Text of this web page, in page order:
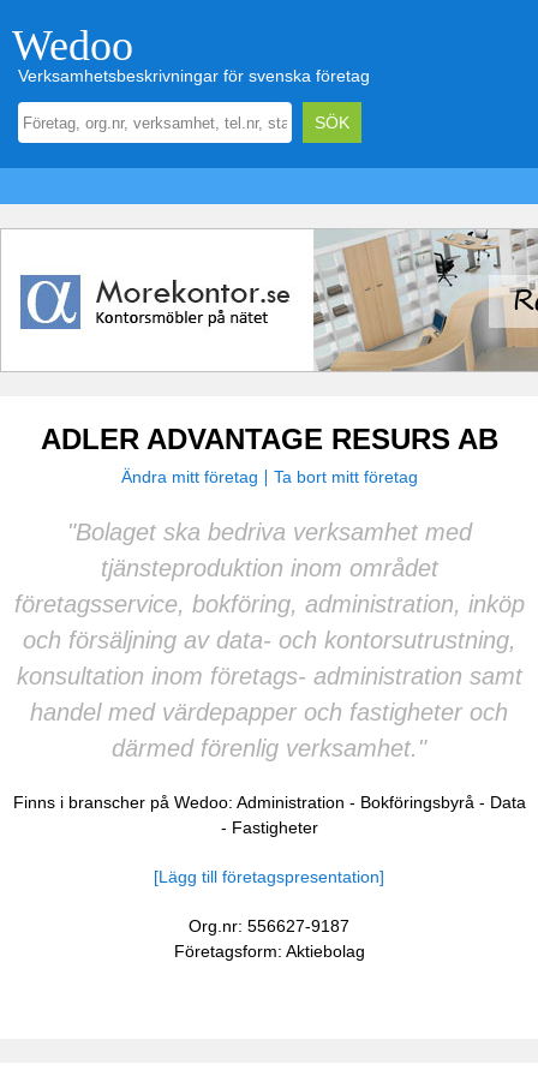
Wedoo
Verksamhetsbeskrivningar för svenska företag
ADLER ADVANTAGE RESURS AB
Ändra mitt företag Ta bort mitt företag
"Bolaget ska bedriva verksamhet med
tjänsteproduktion inom området
företagsservice, bokföring, administration, inköp
och försäljning av data- och kontorsutrustning,
konsultation inom företags- administration samt
handel med värdepapper och fastigheter och
därmed förenlig verksamhet."
Finns i branscher på Wedoo: Administration - Bokföringsbyrå - Data
- Fastigheter
[Lägg till företagspresentation]
Org.nr: 556627-9187
Företagsform: Aktiebolag